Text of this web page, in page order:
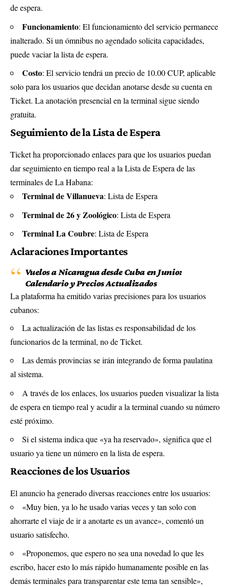
de espera.
Funcionamiento: El funcionamiento del servicio permanece
inalterado. Si un ómnibus no agendado solicita capacidades,
puede vaciar la lista de espera.
Costo: El servicio tendrá un precio de 10.00 CUP, aplicable
solo para los usuarios que decidan anotarse desde su cuenta en
Ticket. La anotación presencial en la terminal sigue siendo
gratuita.
Seguimiento de la Lista de Espera
Ticket ha proporcionado enlaces para que los usuarios puedan
dar seguimiento en tiempo real a la Lista de Espera de las
terminales de La Habana:
Terminal de Villanueva: Lista de Espera
Terminal de 26 y Zoológico: Lista de Espera
Terminal La Coubre: Lista de Espera
Aclaraciones Importantes
Vuelos a Nicaragua desde Cuba en Junio:
Calendario y Precios Actualizados
La plataforma ha emitido varias precisiones para los usuarios
cubanos:
La actualización de las listas es responsabilidad de los
funcionarios de la terminal, no de Ticket.
Las demás provincias se irán integrando de forma paulatina
al sistema.
A través de los enlaces, los usuarios pueden visualizar la lista
de espera en tiempo real y acudir a la terminal cuando su número
esté próximo.
Si el sistema indica que «ya ha reservado», significa que el
usuario ya tiene un número en la lista de espera.
Reacciones de los Usuarios
El anuncio ha generado diversas reacciones entre los usuarios:
«Muy bien, ya lo he usado varias veces y tan solo con
ahorrarte el viaje de ir a anotarte es un avance», comentó un
usuario satisfecho.
«Proponemos, que espero no sea una novedad lo que les
escribo, hacer esto lo más rápido humanamente posible en las
demás terminales para transparentar este tema tan sensible»,